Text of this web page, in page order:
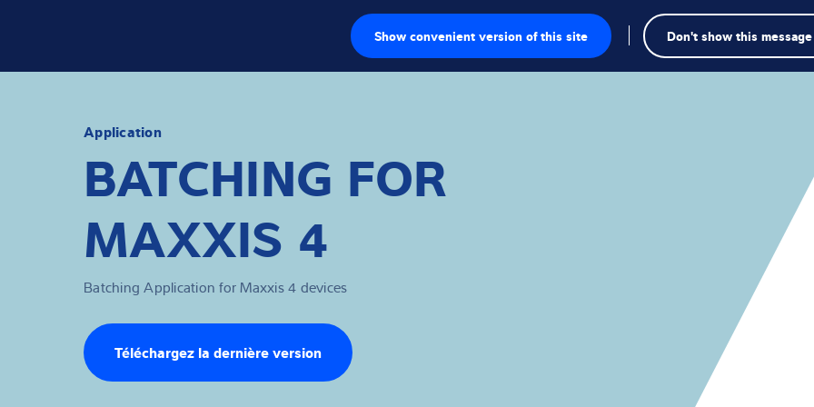
Show convenient version of this site Don't show this
Balances industrielles
Logiciels
Service
Application
BATCHING FOR
MAXXIS 4
Batching Application for Maxxis 4 devices
Téléchargez la dernière version